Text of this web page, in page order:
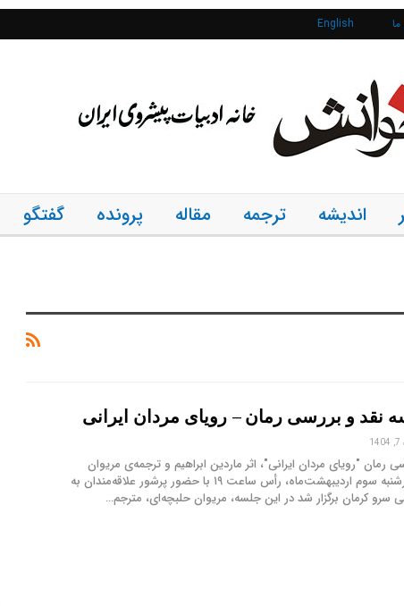
ما English
اندیشه ترجمه مقاله پرونده گفتگو
نقد و بررسی رمان – رویای مردان ایرانی
"رویای مردان ایرانی"، اثر ماردین ابراهیم و ترجمه‌ی مریوان
حلبچه‌ای، روز چهارشنبه سوم اردیبهشت‌ماه، رأس ساعت ۱۹ با حضور پرشور علاقه‌مندان به
سرو کرمان برگزار شد در این جلسه، مریوان حلبچه‌ای، مترجم…